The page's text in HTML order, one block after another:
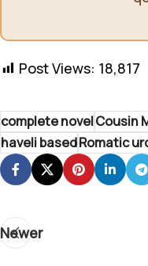
Post Views: 18,817
complete novelCousin
haveli basedRomatic
Newer